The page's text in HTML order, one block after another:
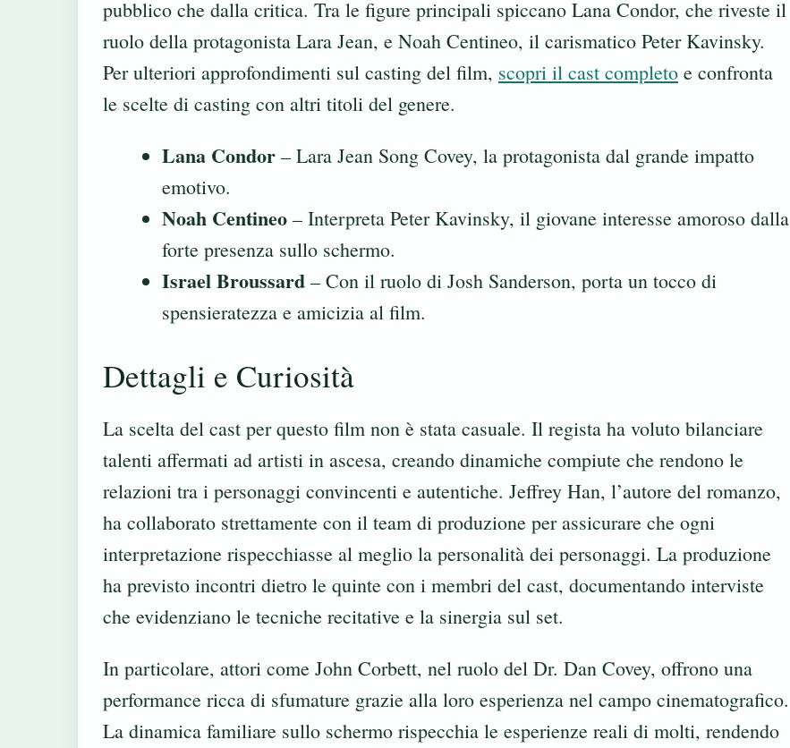
pubblico che dalla critica. Tra le figure principali spiccano Lana Condor, che riveste il
ruolo della protagonista Lara Jean, e Noah Centineo, il carismatico Peter Kavinsky.
Per ulteriori approfondimenti sul casting del film, scopri il cast completo e confronta
le scelte di casting con altri titoli del genere.
Lana Condor – Lara Jean Song Covey, la protagonista dal grande impatto
emotivo.
Noah Centineo – Interpreta Peter Kavinsky, il giovane interesse amoroso dalla
forte presenza sullo schermo.
Israel Broussard – Con il ruolo di Josh Sanderson, porta un tocco di
spensieratezza e amicizia al film.
Dettagli e Curiosità
La scelta del cast per questo film non è stata casuale. Il regista ha voluto bilanciare
talenti affermati ad artisti in ascesa, creando dinamiche compiute che rendono le
relazioni tra i personaggi convincenti e autentiche. Jeffrey Han, l’autore del romanzo,
ha collaborato strettamente con il team di produzione per assicurare che ogni
interpretazione rispecchiasse al meglio la personalità dei personaggi. La produzione
ha previsto incontri dietro le quinte con i membri del cast, documentando interviste
che evidenziano le tecniche recitative e la sinergia sul set.
In particolare, attori come John Corbett, nel ruolo del Dr. Dan Covey, offrono una
performance ricca di sfumature grazie alla loro esperienza nel campo cinematografico.
La dinamica familiare sullo schermo rispecchia le esperienze reali di molti, rendendo